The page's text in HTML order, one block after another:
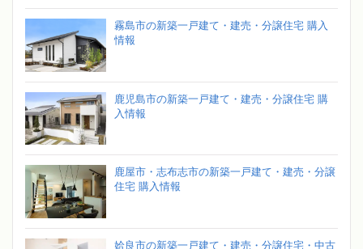
霧島市の新築一戸建て・建売・分譲住宅 購入
情報
鹿児島市の新築一戸建て・建売・分譲住宅 購
入情報
鹿屋市・志布志市の新築一戸建て・建売・分譲
住宅 購入情報
姶良市の新築一戸建て・建売・分譲住宅・中古